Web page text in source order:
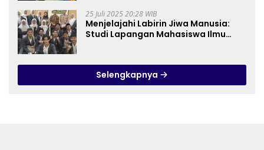
25 Juli 2025 20:28 WIB
Menjelajahi Labirin Jiwa Manusia:
Studi Lapangan Mahasiswa Ilmu
Selengkapnya